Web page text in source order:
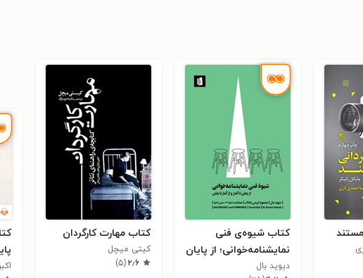
کتاب شیوه‌ی فنی
نمایشنامه‌خوانی؛ از پایان
تا آغاز و از آغاز تا پایان
دیوید بال
کتاب مهارت کارگردان
کیتی میچل
۲٫۶(۵)